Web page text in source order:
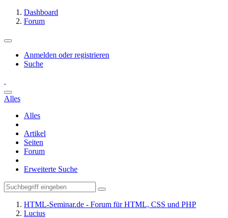
Dashboard
Forum
Anmelden oder registrieren
Suche
Alles
Alles
Artikel
Seiten
Forum
Erweiterte Suche
HTML-Seminar.de - Forum für HTML, CSS und PHP
Lucius